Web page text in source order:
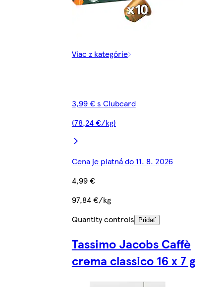
Viac z kategórie
3,99 € s Clubcard
(78,24 €/kg)
Cena je platná do 11. 8. 2026
4,99 €
97,84 €/kg
Quantity controls
Pridať
Tassimo Jacobs Caffè
crema classico 16 x 7 g